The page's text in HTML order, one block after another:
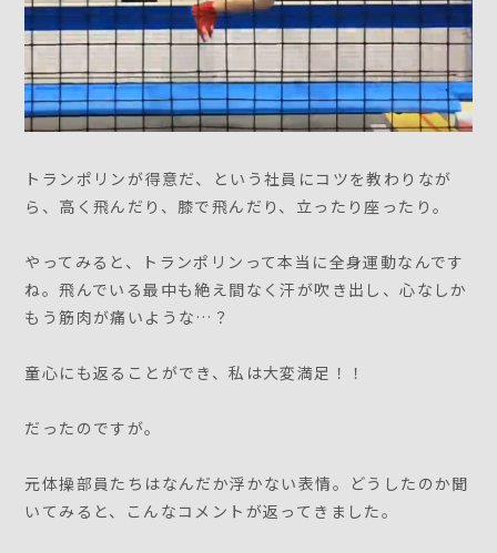
トランポリンが得意だ、という社員にコツを教わりなが
ら、高く飛んだり、膝で飛んだり、立ったり座ったり。
やってみると、トランポリンって本当に全身運動なんです
ね。飛んでいる最中も絶え間なく汗が吹き出し、心なしか
もう筋肉が痛いような…？
童心にも返ることができ、私は大変満足！！
だったのですが。
元体操部員たちはなんだか浮かない表情。どうしたのか聞
いてみると、こんなコメントが返ってきました。